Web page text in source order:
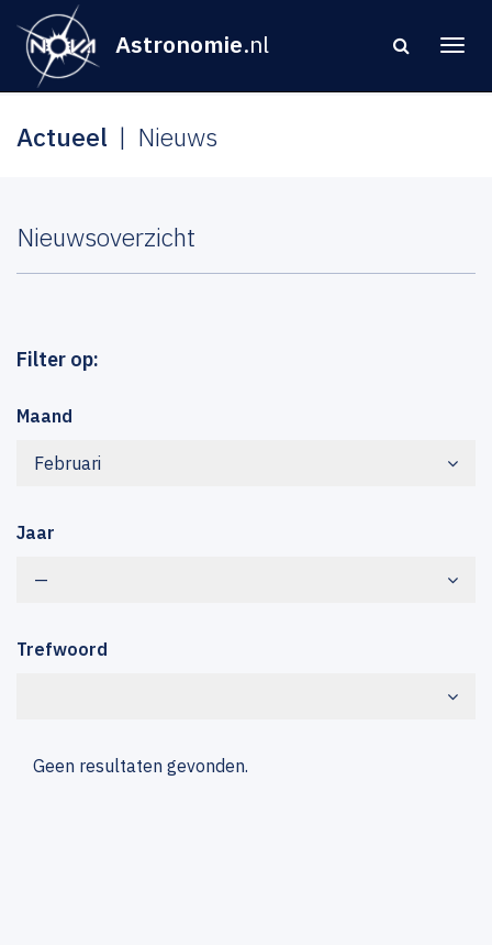
Astronomie.nl
Actueel Nieuws
Nieuwsoverzicht
Filter op:
Maand
Februari
Jaar
—
Trefwoord
Geen resultaten gevonden.